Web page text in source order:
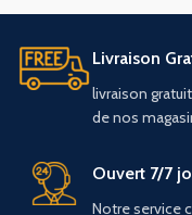
Livraison
livraison
denos
Ouvert 7/7
Notre service